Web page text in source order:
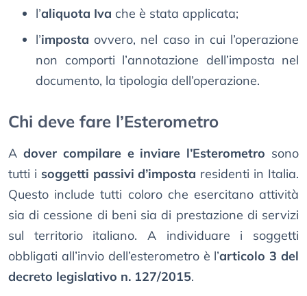
l’aliquota Iva che è stata applicata;
l’imposta ovvero, nel caso in cui l’operazione
non comporti l’annotazione dell’imposta nel
documento, la tipologia dell’operazione.
Chi deve fare l’Esterometro
A dover compilare e inviare l’Esterometro sono
tutti i soggetti passivi d’imposta residenti in Italia.
Questo include tutti coloro che esercitano attività
sia di cessione di beni sia di prestazione di servizi
sul territorio italiano. A individuare i soggetti
obbligati all’invio dell’esterometro è l’articolo 3 del
decreto legislativo n. 127/2015.